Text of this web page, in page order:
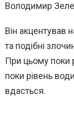
Володимир
Він акцентував
та подібні
При цьому поки
поки рівень
вдасться.